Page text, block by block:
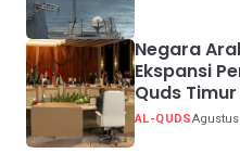
Negara
Ekspansi
Quds Timur
AL-QUDSAgustus